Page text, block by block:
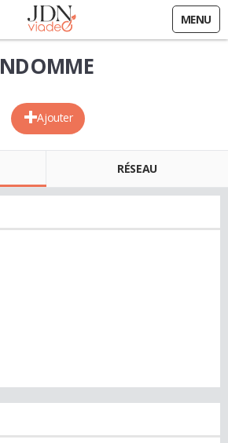
MENU
Ajouter
RÉSEAU